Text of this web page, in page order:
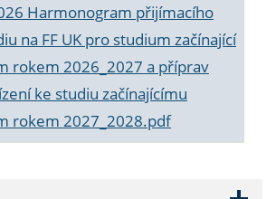
Harmonogram přijímacího
na FF UK pro studium začínající
rokem 2026_2027 a příprav
ke studiu začínajícímu
rokem 2027_2028.pdf